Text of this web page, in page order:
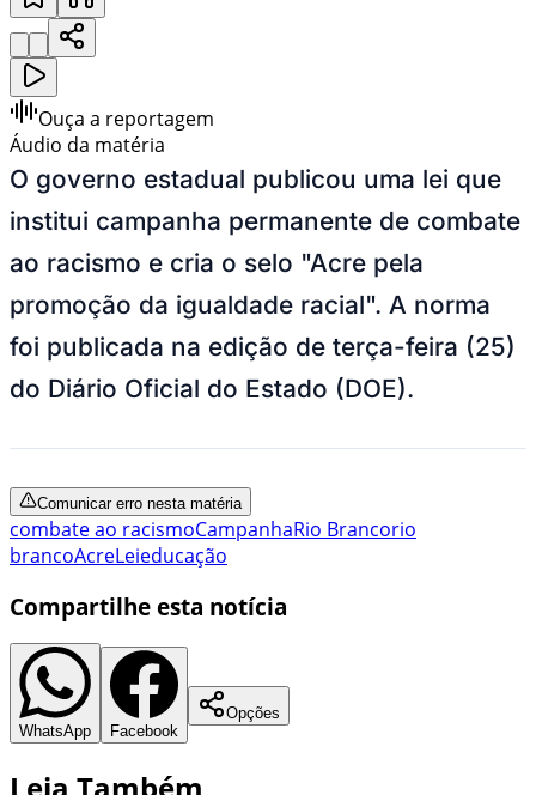
Ouça a reportagem
Áudio da matéria
O governo estadual publicou uma lei que
institui campanha permanente de combate
ao racismo e cria o selo "Acre pela
promoção da igualdade racial". A norma
foi publicada na edição de terça-feira (25)
do Diário Oficial do Estado (DOE).
Comunicar erro nesta matéria
combate ao racismoCampanhaRio Brancorio
brancoAcreLeieducação
Compartilhe esta notícia
WhatsApp Facebook
Opções